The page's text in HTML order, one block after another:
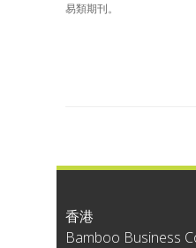
易類期刊。
香港
Bamboo Business